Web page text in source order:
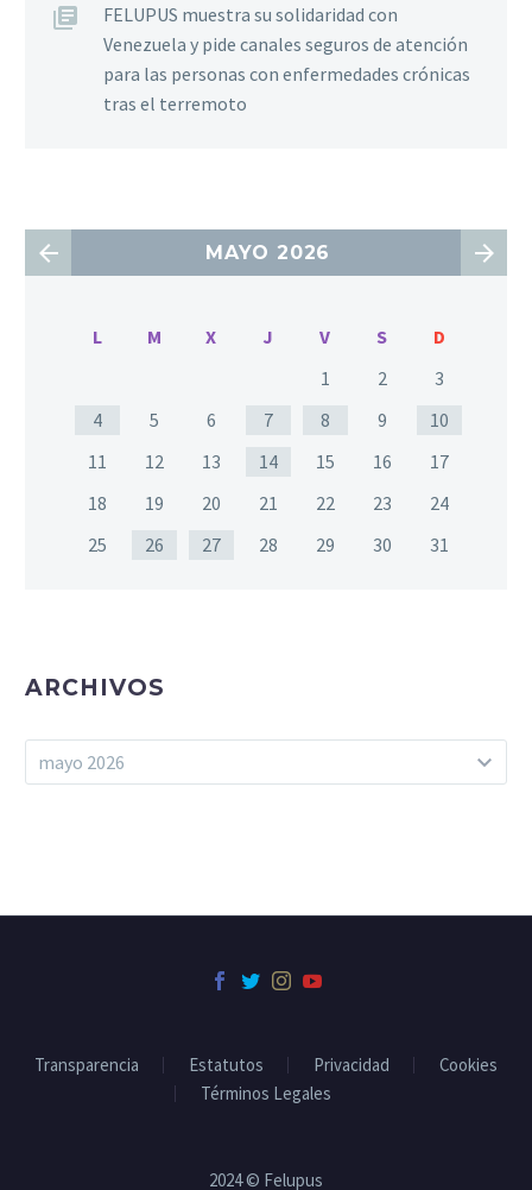
FELUPUS muestra su solidaridad con
Venezuela y pide canales seguros de atención
para las personas con enfermedades crónicas
tras el terremoto
MAYO 2026
L M X J V S
D
1
2
3
4
5 6 7 8 9
10
11
12 13 14 15 16
17
18
19 20 21 22 23
24
25
26 27 28 29 30 31
ARCHIVOS
Archivos
mayo 2026
Transparencia Estatutos Privacidad
Cookies
Términos Legales
2024 © Felupus